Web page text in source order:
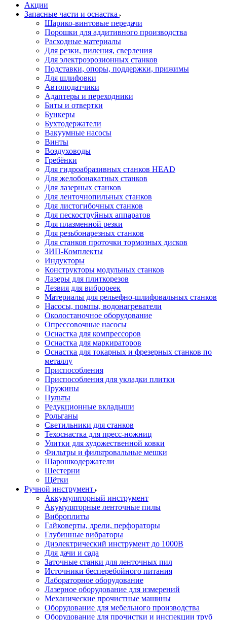
Акции
Запасные части и оснастка
Шарико-винтовые передачи
Порошки для аддитивного производства
Расходные материалы
Для резки, пиления, сверления
Для электроэрозионных станков
Подставки, опоры, поддержки, прижимы
Для шлифовки
Автоподатчики
Адаптеры и переходники
Биты и отвертки
Бункеры
Бухтодержатели
Вакуумные насосы
Винты
Воздуховоды
Гребёнки
Для гидроабразивных станков HEAD
Для желобонакатных станков
Для лазерных станков
Для ленточнопильных станков
Для листогибочных станков
Для пескоструйных аппаратов
Для плазменной резки
Для резьбонарезных станков
Для станков проточки тормозных дисков
ЗИП-Комплекты
Индукторы
Конструкторы модульных станков
Лазеры для плиткорезов
Лезвия для виброреек
Материалы для рельефно-шлифовальных станков
Насосы, помпы, водонагреватели
Околостаночное оборудование
Опрессовочные насосы
Оснастка для компрессоров
Оснастка для маркираторов
Оснастка для токарных и фрезерных станков по
металлу
Приспособления
Приспособления для укладки плитки
Пружины
Пульты
Редукционные вкладыши
Рольганы
Светильники для станков
Техоснастка для пресс-ножниц
Улитки для художественной ковки
Фильтры и фильтровальные мешки
Шарошкодержатели
Шестерни
Щётки
Ручной инструмент
Аккумуляторный инструмент
Акумуляторные ленточные пилы
Виброплиты
Гайковерты, дрели, перфораторы
Глубинные вибраторы
Диэлектрический инструмент до 1000В
Для дачи и сада
Заточные станки для ленточных пил
Источники бесперебойного питания
Лабораторное оборудование
Лазерное оборудование для измерений
Механические прочистные машины
Оборудование для мебельного производства
Оборудование для прочистки и инспекции труб